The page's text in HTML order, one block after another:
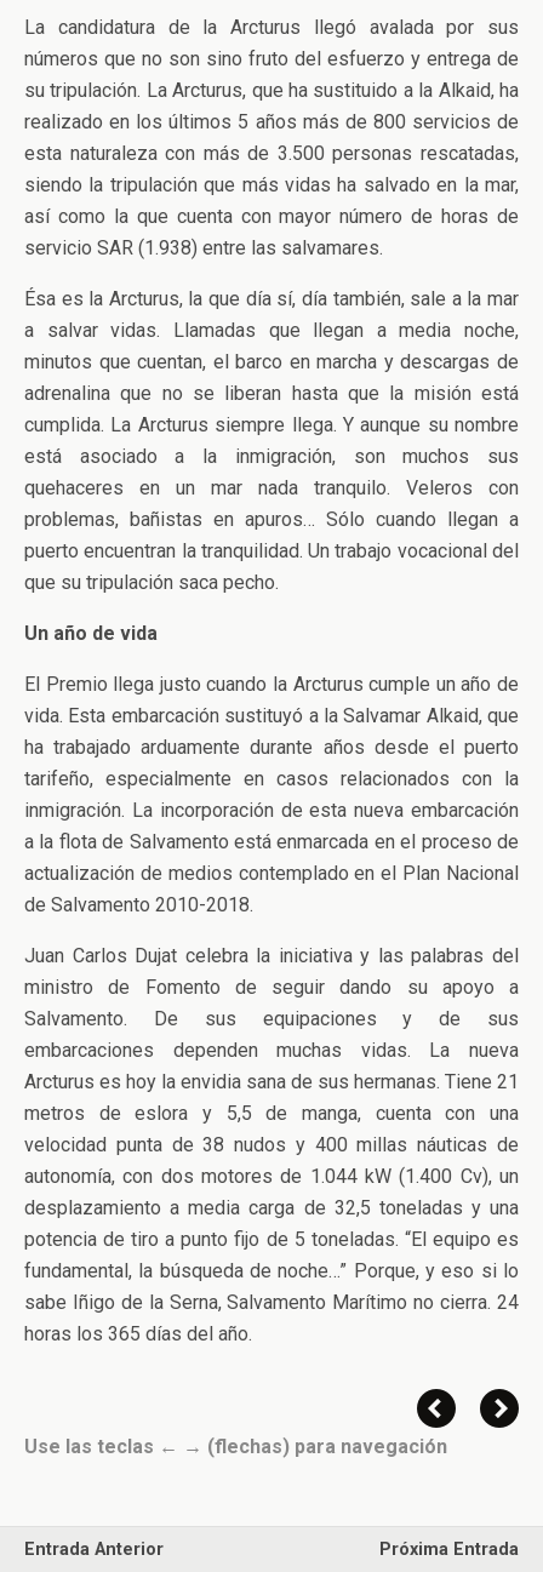
La candidatura de la Arcturus llegó avalada por sus
números que no son sino fruto del esfuerzo y entrega de
su tripulación. La Arcturus, que ha sustituido a la Alkaid, ha
realizado en los últimos 5 años más de 800 servicios de
esta naturaleza con más de 3.500 personas rescatadas,
siendo la tripulación que más vidas ha salvado en la mar,
así como la que cuenta con mayor número de horas de
servicio SAR (1.938) entre las salvamares.
Ésa es la Arcturus, la que día sí, día también, sale a la mar
a salvar vidas. Llamadas que llegan a media noche,
minutos que cuentan, el barco en marcha y descargas de
adrenalina que no se liberan hasta que la misión está
cumplida. La Arcturus siempre llega. Y aunque su nombre
está asociado a la inmigración, son muchos sus
quehaceres en un mar nada tranquilo. Veleros con
problemas, bañistas en apuros… Sólo cuando llegan a
puerto encuentran la tranquilidad. Un trabajo vocacional del
que su tripulación saca pecho.
Un año de vida
El Premio llega justo cuando la Arcturus cumple un año de
vida. Esta embarcación sustituyó a la Salvamar Alkaid, que
ha trabajado arduamente durante años desde el puerto
tarifeño, especialmente en casos relacionados con la
inmigración. La incorporación de esta nueva embarcación
a la flota de Salvamento está enmarcada en el proceso de
actualización de medios contemplado en el Plan Nacional
de Salvamento 2010-2018.
Juan Carlos Dujat celebra la iniciativa y las palabras del
ministro de Fomento de seguir dando su apoyo a
Salvamento. De sus equipaciones y de sus
embarcaciones dependen muchas vidas. La nueva
Arcturus es hoy la envidia sana de sus hermanas. Tiene 21
metros de eslora y 5,5 de manga, cuenta con una
velocidad punta de 38 nudos y 400 millas náuticas de
autonomía, con dos motores de 1.044 kW (1.400 Cv), un
desplazamiento a media carga de 32,5 toneladas y una
potencia de tiro a punto fijo de 5 toneladas. “El equipo es
fundamental, la búsqueda de noche…” Porque, y eso si lo
sabe Iñigo de la Serna, Salvamento Marítimo no cierra. 24
horas los 365 días del año.
Use las teclas ← → (flechas) para navegación
Entrada Anterior
Próxima Entrada